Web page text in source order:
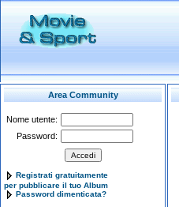
Area Community
Nome utente:
Password:
Registrati gratuitamente
per pubblicare il tuo Album
Password dimenticata?